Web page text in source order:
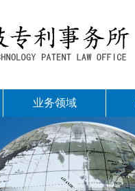
业务领域